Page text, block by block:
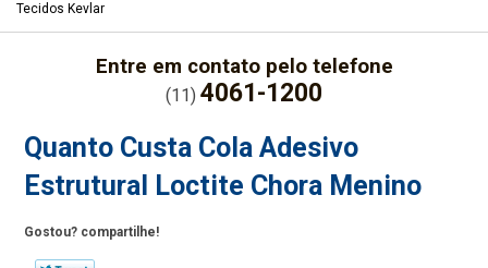
Tecidos Kevlar
Entre em contato pelo telefone
(11) 4061-1200
Quanto Custa Cola Adesivo
Estrutural Loctite Chora Menino
Gostou? compartilhe!